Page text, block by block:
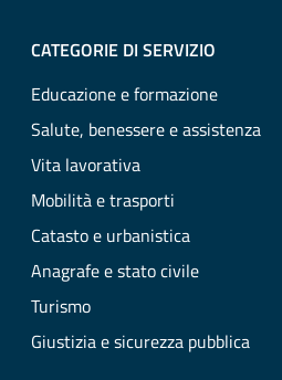
CATEGORIE DI SERVIZIO
Educazione e formazione
Salute, benessere e assistenza
Vita lavorativa
Mobilità e trasporti
Catasto e urbanistica
Anagrafe e stato civile
Turismo
Giustizia e sicurezza pubblica